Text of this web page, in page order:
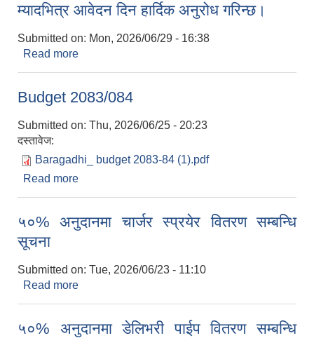
म्यादभित्र आवेदन दिन हार्दिक अनुरोध गरिन्छ।
Submitted on: Mon, 2026/06/29 - 16:38
Read more
हार्दिक अनुरोध गरिन्छ।
Budget 2083/084
Submitted on: Thu, 2026/06/25 - 20:23
दस्तावेज:
Baragadhi_ budget 2083-84 (1).pdf
Read more
५०% अनुदानमा चार्जर स्प्रयेर वितरण सम्बन्धि
सूचना
Submitted on: Tue, 2026/06/23 - 11:10
Read more
५०% अनुदानमा डेलिभरी पाईप वितरण सम्बन्धि